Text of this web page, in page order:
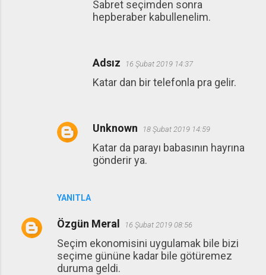
YANITLA
Sabret seçimden sonra
hepberaber kabullenelim.
Adsız 16 Şubat 2019 14:37
Katar dan bir telefonla pra gelir.
Unknown 18 Şubat 2019 14:59
Katar da parayı babasının hayrına
gönderir ya.
Özgün Meral 16 Şubat 2019 08:56
Seçim ekonomisini uygulamak bile bizi
seçime gününe kadar bile götüremez
duruma geldi.